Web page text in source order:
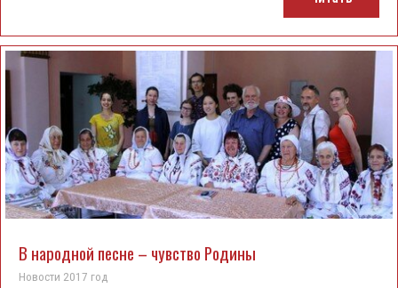
и молодежной политики администрации Грайворонского
района
Отбор фильмов для специальной программы «Россия
вдохновляет!» проводил оргкомитет III Международного
фестиваля мотивационного кино и спорта BRIDGE of ARTS,
который является титульным в регионе и одним из
центральных событий в России.
В народной песне – чувство Родины
Новости 2017 год